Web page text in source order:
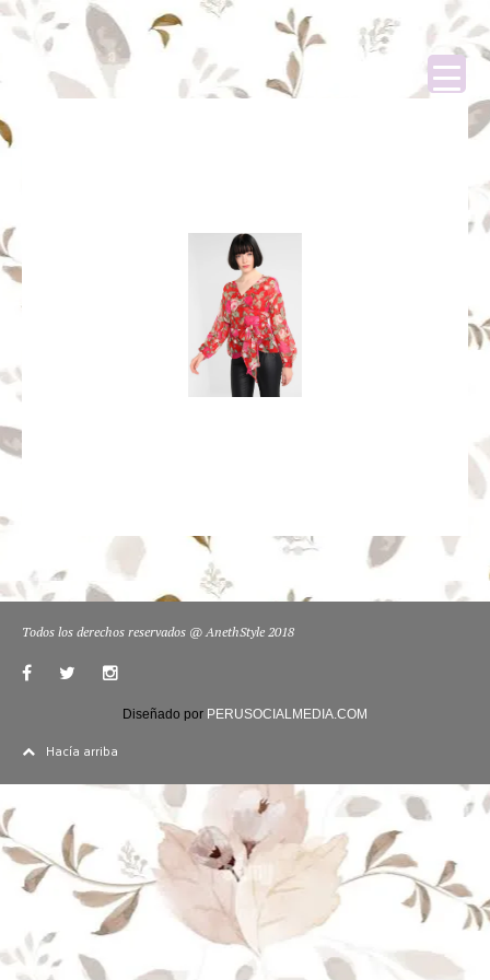
Todos los derechos reservados @ AnethStyle 2018
Diseñado por PERUSOCIALMEDIA.COM
Hacía arriba